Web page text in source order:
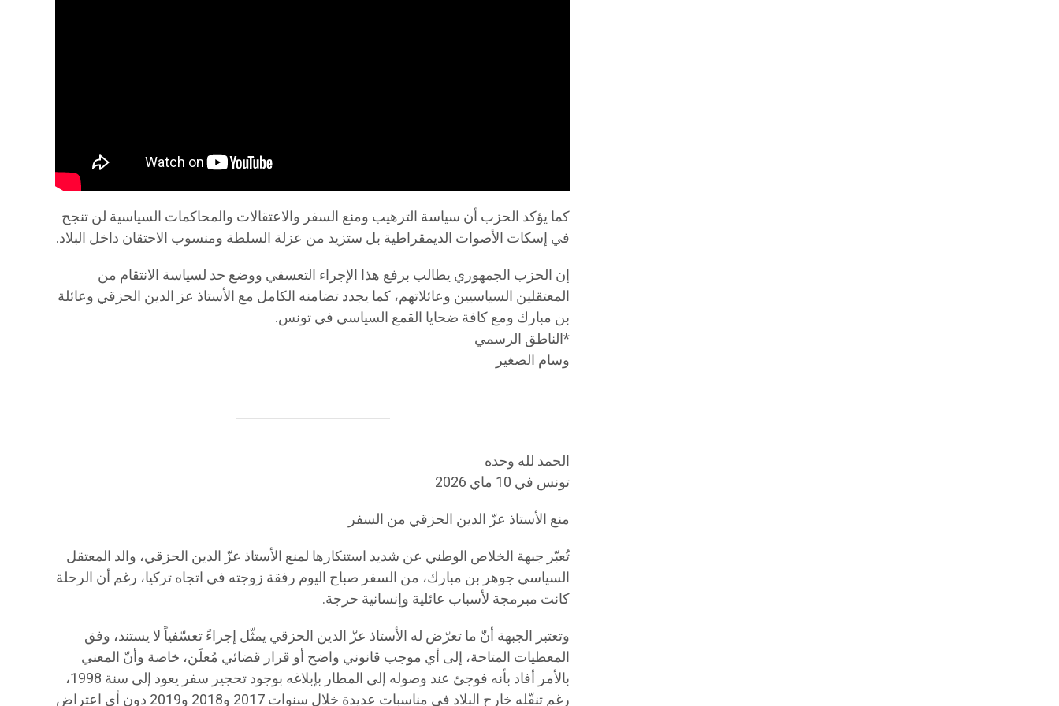
كما يؤكد الحزب أن سياسة الترهيب ومنع السفر والاعتقالات والمحاكمات السياسية لن تنجح
في إسكات الأصوات الديمقراطية بل ستزيد من عزلة السلطة ومنسوب الاحتقان داخل البلاد.
إن الحزب الجمهوري يطالب برفع هذا الإجراء التعسفي ووضع حد لسياسة الانتقام من
المعتقلين السياسيين وعائلاتهم، كما يجدد تضامنه الكامل مع الأستاذ عز الدين الحزقي وعائلة
بن مبارك ومع كافة ضحايا القمع السياسي في تونس.
*الناطق الرسمي
وسام الصغير
الحمد لله وحده
تونس في 10 ماي 2026
منع الأستاذ عزّ الدين الحزقي من السفر
تُعبّر جبهة الخلاص الوطني عن شديد استنكارها لمنع الأستاذ عزّ الدين الحزقي، والد المعتقل
السياسي جوهر بن مبارك، من السفر صباح اليوم رفقة زوجته في اتجاه تركيا، رغم أن الرحلة
كانت مبرمجة لأسباب عائلية وإنسانية حرجة.
وتعتبر الجبهة أنّ ما تعرّض له الأستاذ عزّ الدين الحزقي يمثّل إجراءً تعسّفياً لا يستند، وفق
المعطيات المتاحة، إلى أي موجب قانوني واضح أو قرار قضائي مُعلَن، خاصة وأنّ المعني
بالأمر أفاد بأنه فوجئ عند وصوله إلى المطار بإبلاغه بوجود تحجير سفر يعود إلى سنة 1998،
رغم تنقّله خارج البلاد في مناسبات عديدة خلال سنوات 2017 و2018 و2019 دون أي اعتراض